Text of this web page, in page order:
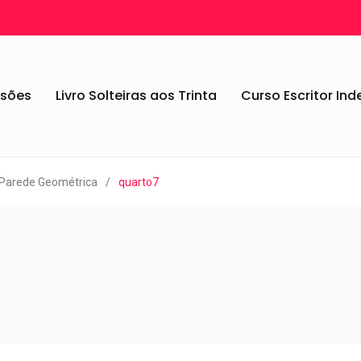
Livro Solteiras aos Trinta Curso Escritor
Geométrica / quarto7